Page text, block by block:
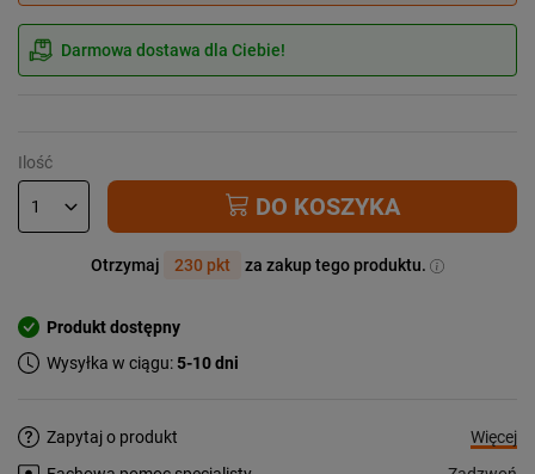
Darmowa dostawa dla Ciebie!
Ilość
DO KOSZYKA
Otrzymaj 230 pkt za zakup tego produktu.
Produkt dostępny
Wysyłka w ciągu:5-10 dni
Zapytaj o produkt
Więcej